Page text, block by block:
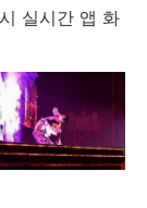
실시간 앱 화